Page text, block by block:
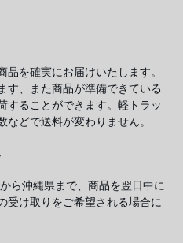
を確実にお届けいたします。
す、また商品が準備できている
することができます。軽トラッ
どで送料が変わりません。
ら沖縄県まで、商品を翌日中に
受け取りをご希望される場合に